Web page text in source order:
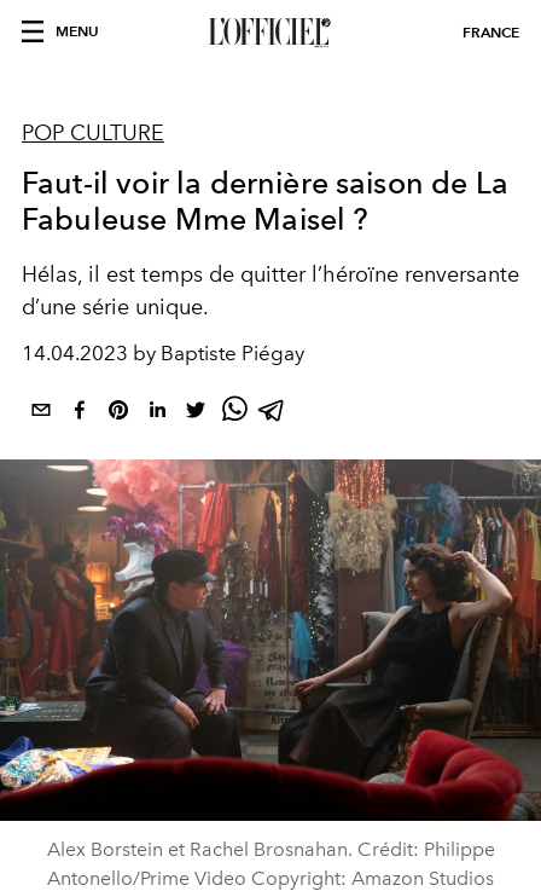
MENU FRANCE
POP CULTURE
Faut-il voir la dernière saison de La
Fabuleuse Mme Maisel ?
Hélas, il est temps de quitter l’héroïne renversante
d’une série unique.
14.04.2023 by Baptiste Piégay
Alex Borstein et Rachel Brosnahan. Crédit: Philippe
Antonello/Prime Video Copyright: Amazon Studios